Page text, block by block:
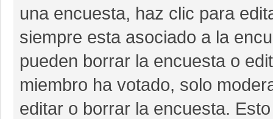
una encuesta, haz clic para
siempre esta asociado a la
pueden borrar la encuesta o
miembro ha votado, solo
editar o borrar la encuesta.